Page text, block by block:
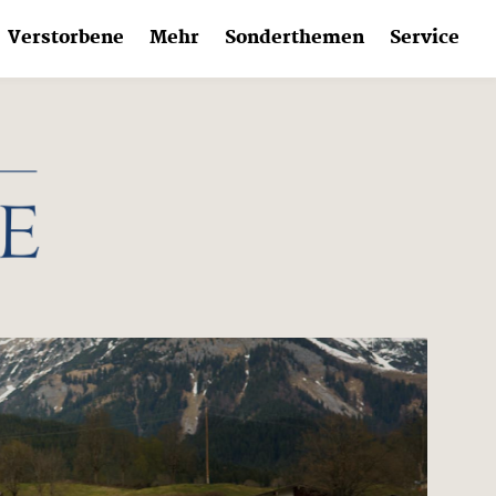
Verstorbene Mehr Sonderthemen Service